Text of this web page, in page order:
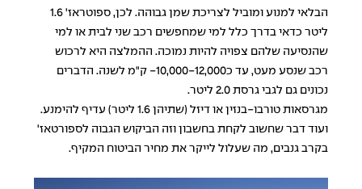
הבלאי למנוע ומוביל לצריכת שמן גבוהה. לכן, ספוטראז' 1.6
ליטר כדאי בדרך כלל למי שמחפשים רכב שני לבית או למי
שהנסיעה שלהם צפויה להיות נמוכה. ההמלצה היא לרכוש
רכב שנסע מעט, עד כ10,000-12,000- ק"מ לשנה. הדברים
נכונים גם לגבי גרסת 2.0 ליטר.
מגרסאות טורבו-בנזין או דיזל (שתיהן 1.6 ליטר) עדיף להימנע.
ועוד דבר שחשוב לקחת בחשבון וזה הביקוש הגבוה לספורטאז'
בקרב גנבים, מה שעלול לייקר את מחיר הביטוח המקיף.